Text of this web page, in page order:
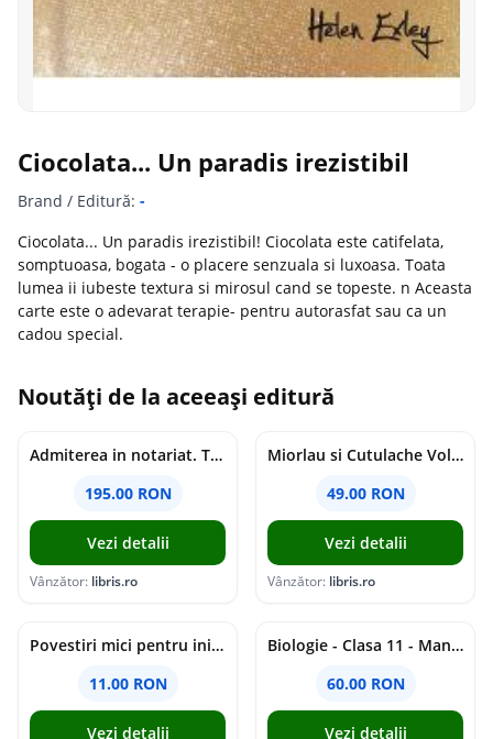
Ciocolata... Un paradis irezistibil
Brand / Editură: -
Ciocolata... Un paradis irezistibil! Ciocolata este catifelata,
somptuoasa, bogata - o placere senzuala si luxoasa. Toata
lumea ii iubeste textura si mirosul cand se topeste. n Aceasta
carte este o adevarat terapie- pentru autorasfat sau ca un
cadou special.
Noutăți de la aceeași editură
Admiterea in notariat. Teste grila si sinteze teoretice Ed.11 - Adina-Renate Motica, Oana-Elena Buzincu, Veronica Stan
195.00 RON
Vezi detalii
Vânzător: libris.ro
Miorlau si Cutulache Vol.1: Cu bicicleta pana la Luna - Timo Parvela
49.00 RON
Vezi detalii
Vânzător: libris.ro
Povestiri mici pentru inimi mari - Adrian Chiaga, Cristina Chiaga
11.00 RON
Vezi detalii
Biologie - Clasa 11 - Manual - Elena Crocnan, Irina Angheluta
60.00 RON
Vezi detalii